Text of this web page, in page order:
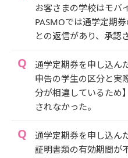
お客さまの学校はモバ
PASMOでは通学定期
との返信があり、承認
通学定期券を申し込ん
申告の学生の区分と実
分が相違しているため
されなかった。
通学定期券を申し込ん
証明書類の有効期間が